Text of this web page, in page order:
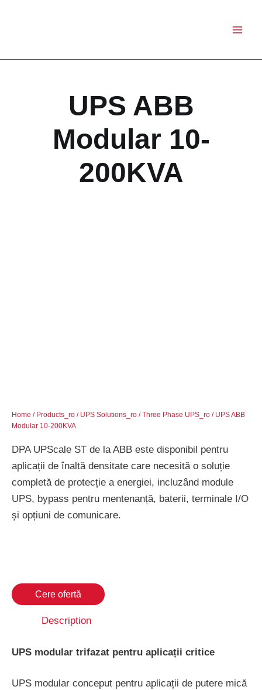
UPS ABB
Modular 10-
200KVA
Home / Products_ro / UPS Solutions_ro /Three Phase UPS_ro / UPS ABB
Modular 10-200KVA
DPA UPScale ST de la ABB este disponibil pentru
aplicații de înaltă densitate care necesită o soluție
completă de protecție a energiei, incluzând module
UPS, bypass pentru mentenanță, baterii, terminale I/O
și opțiuni de comunicare.
Cere ofertă
Description
UPS modular trifazat pentru aplicații critice
UPS modular conceput pentru aplicații de putere mică